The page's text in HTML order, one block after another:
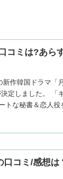
コミは?あら
韓国ドラマ「月水
ム秘書はいったいな
コミ/感想は